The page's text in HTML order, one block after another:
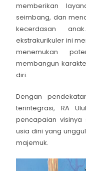
memberikan
seimbang, dan
kecerdasan
ekstrakurikuler ini
menemukan
membangun
diri.
Dengan
terintegrasi, RA
pencapaian
usia dini yang
majemuk.